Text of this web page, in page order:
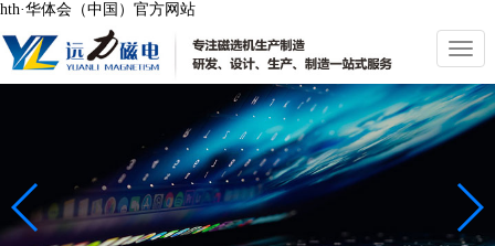
hth·华体会（中国）官方网站
切
换
导
航